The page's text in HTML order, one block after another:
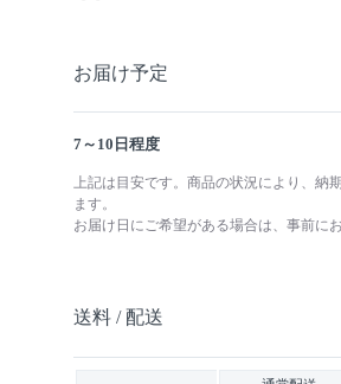
お届け予定
7～10日程度
上記は目安です。商品の状況により、納
ます。
お届け日にご希望がある場合は、事前に
送料 / 配送